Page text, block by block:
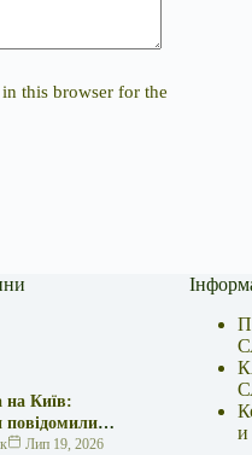
this browser for the
на Київ:
повідомили
Лип 19, 2026
и